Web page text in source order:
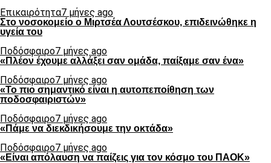
Επικαιρότητα7 μήνες ago
Στο νοσοκομείο ο Μιρτσέα Λουτσέσκου, επιδεινώθηκε η
υγεία του
Ποδόσφαιρο7 μήνες ago
«Πλέον έχουμε αλλάξει σαν ομάδα, παίξαμε σαν ένα»
Ποδόσφαιρο7 μήνες ago
«Το πιο σημαντικό είναι η αυτοπεποίθηση των
ποδοσφαιριστών»
Ποδόσφαιρο7 μήνες ago
«Πάμε να διεκδικήσουμε την οκτάδα»
Ποδόσφαιρο7 μήνες ago
«Είναι απόλαυση να παίζεις για τον κόσμο του ΠΑΟΚ»